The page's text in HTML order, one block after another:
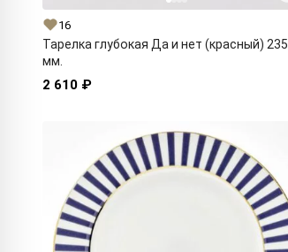
16
Тарелка глубокая Да и нет (красный) 235
мм.
2 610 ₽